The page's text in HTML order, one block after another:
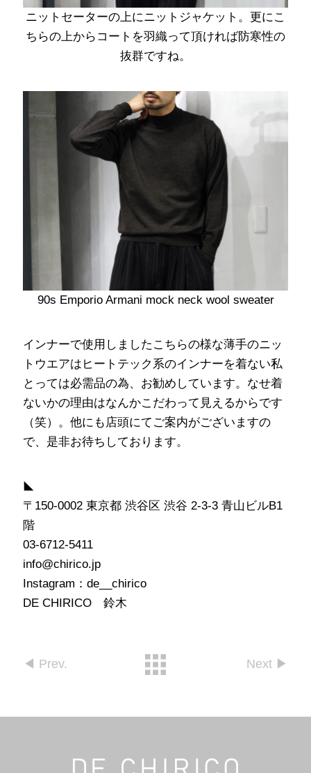
ニットセーターの上にニットジャケット。更にこ
ちらの上からコートを羽織って頂ければ防寒性の
抜群ですね。
90s Emporio Armani mock neck wool sweater
インナーで使用しましたこちらの様な薄手のニッ
トウエアはヒートテック系のインナーを着ない私
とっては必需品の為、お勧めしています。なせ着
ないかの理由はなんかこだわって見えるからです
（笑）。他にも店頭にてご案内がございますの
で、是非お待ちしております。
◣
〒150-0002 東京都 渋谷区 渋谷 2-3-3 青山ビルB1
階
03-6712-5411
info@chirico.jp
Instagram：de__chirico
DE CHIRICO 鈴木
◀︎ Prev. Next ▶︎︎